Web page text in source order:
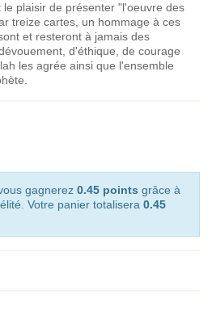
plaisir de présenter "l'oeuvre des
treize cartes, un hommage à ces
et resteront à jamais des
d'éthique, de courage
les agrée ainsi que l'ensemble
gagnerez 0.45 points grâce à
Votre panier totalisera 0.45